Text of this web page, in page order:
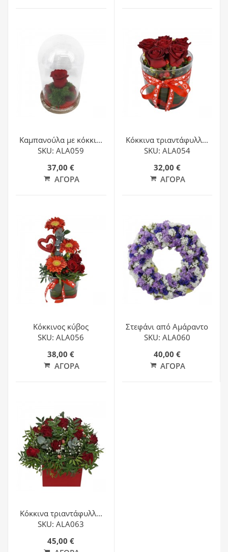
Καμπανούλα με κόκκι...
SKU: ALA059
37,00 €
ΑΓΟΡΆ
Κόκκινα τριαντάφυλλ...
SKU: ALA054
32,00 €
ΑΓΟΡΆ
Κόκκινος κύβος
SKU: ALA056
38,00 €
ΑΓΟΡΆ
Στεφάνι από Αμάραντο
SKU: ALA060
40,00 €
ΑΓΟΡΆ
Κόκκινα τριαντάφυλλ...
SKU: ALA063
45,00 €